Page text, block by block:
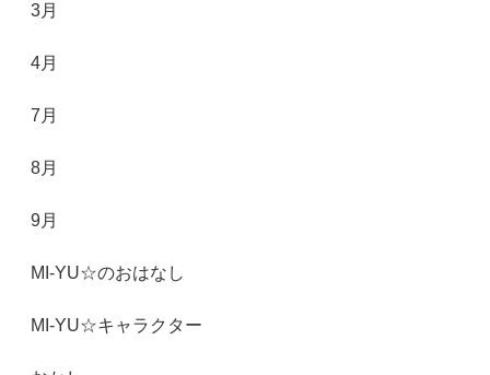
3月
4月
7月
8月
9月
MI-YU☆のおはなし
MI-YU☆キャラクター